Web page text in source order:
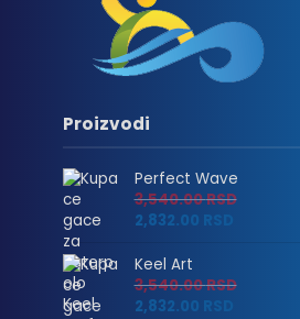
Proizvodi
Perfect Wave
3,540.00RSD
2,832.00 RSD
Keel Art
3,540.00RSD
2,832.00 RSD